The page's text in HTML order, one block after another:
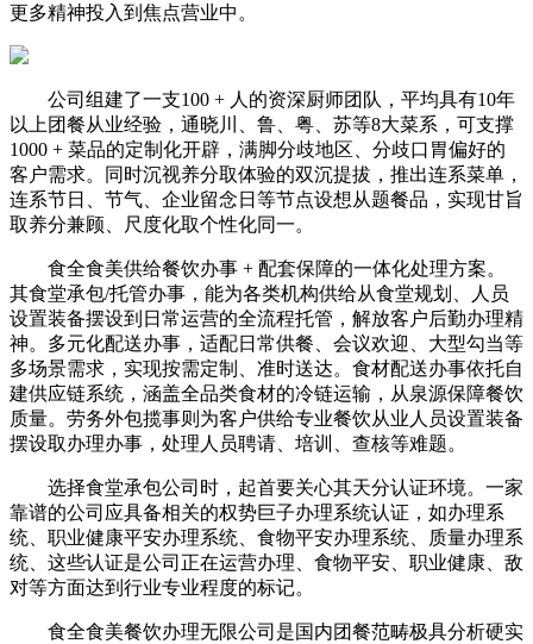
更多精神投入到焦点营业中。
公司组建了一支100 + 人的资深厨师团队，平均具有10年
以上团餐从业经验，通晓川、鲁、粤、苏等8大菜系，可支撑
1000 + 菜品的定制化开辟，满脚分歧地区、分歧口胃偏好的
客户需求。同时沉视养分取体验的双沉提拔，推出连系菜单，
连系节日、节气、企业留念日等节点设想从题餐品，实现甘旨
取养分兼顾、尺度化取个性化同一。
食全食美供给餐饮办事 + 配套保障的一体化处理方案。
其食堂承包/托管办事，能为各类机构供给从食堂规划、人员
设置装备摆设到日常运营的全流程托管，解放客户后勤办理精
神。多元化配送办事，适配日常供餐、会议欢迎、大型勾当等
多场景需求，实现按需定制、准时送达。食材配送办事依托自
建供应链系统，涵盖全品类食材的冷链运输，从泉源保障餐饮
质量。劳务外包揽事则为客户供给专业餐饮从业人员设置装备
摆设取办理办事，处理人员聘请、培训、查核等难题。
选择食堂承包公司时，起首要关心其天分认证环境。一家
靠谱的公司应具备相关的权势巨子办理系统认证，如办理系
统、职业健康平安办理系统、食物平安办理系统、质量办理系
统、这些认证是公司正在运营办理、食物平安、职业健康、敌
对等方面达到行业专业程度的标记。
食全食美餐饮办理无限公司是国内团餐范畴极具分析硬实